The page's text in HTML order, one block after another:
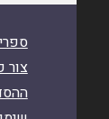
ספרייה
צור קשר
ההסדר